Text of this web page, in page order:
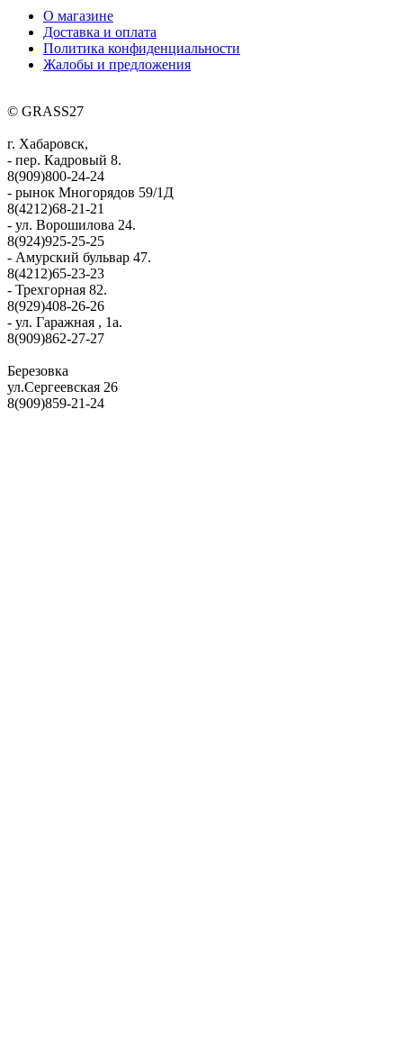
О магазине
Доставка и оплата
Политика конфиденциальности
Жалобы и предложения
© GRASS27
г. Хабаровск,
- пер. Кадровый 8.
8(909)800-24-24
- рынок Многорядов 59/1Д
8(4212)68-21-21
- ул. Ворошилова 24.
8(924)925-25-25
- Амурский бульвар 47.
8(4212)65-23-23
- Трехгорная 82.
8(929)408-26-26
- ул. Гаражная , 1а.
8(909)862-27-27
Березовка
ул.Сергеевская 26
8(909)859-21-24